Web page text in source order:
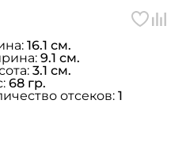
16.1 см.
9.1 см.
3.1 см.
68 гр.
отсеков: 1